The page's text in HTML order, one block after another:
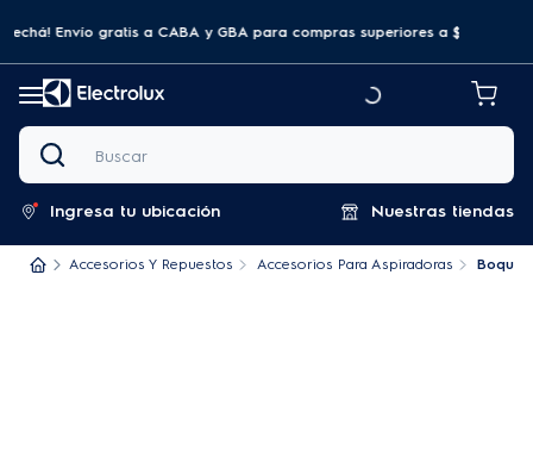
Envío gratis a CABA y GBA para compras superiores a $69.999
Buscar
Ingresa tu ubicación Nuestras tiendas
Accesorios Y Repuestos Accesorios Para Aspiradoras